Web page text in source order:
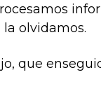
olvidamos.
que